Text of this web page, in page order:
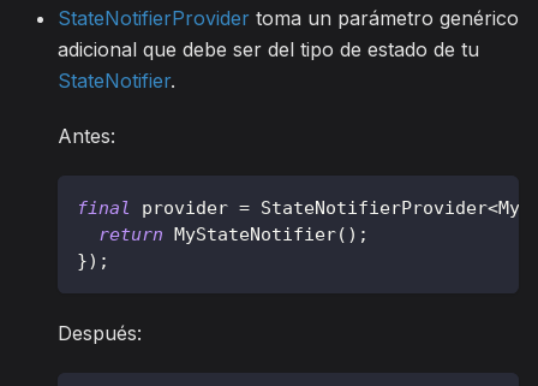
StateNotifierProvider toma un parámetro genérico
adicional que debe ser del tipo de estado de tu
StateNotifier.
Antes:
final provider = StateNotifierProvider<
return MyStateNotifier( ) ;
}) ;
Después: